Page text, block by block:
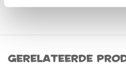
Gerelateerde